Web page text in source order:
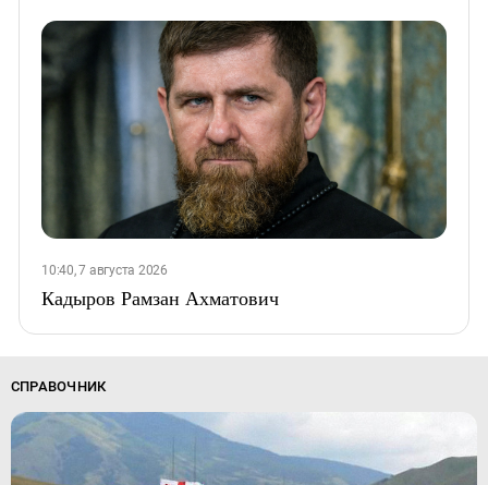
10:40, 7 августа 2026
Кадыров Рамзан Ахматович
СПРАВОЧНИК